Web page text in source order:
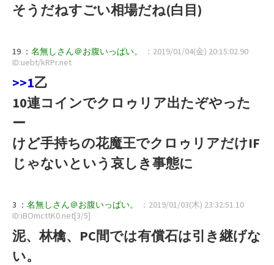
そうだねすごい相場だね(白目)
19 ： 名無しさん＠お腹いっぱい。
：2019/01/04(金) 20:15:02.90
ID:uebt/kRPr.net
>>1乙
10連コインでクロゥリア出たぞやった
ー
けど手持ちの花魔王でクロゥリアだけIF
じゃないという哀しき事態に
3 ： 名無しさん＠お腹いっぱい。
：2019/01/03(木) 23:32:51.10
ID:iBOmcttK0.net[3/5]
泥、林檎、PC間では有償石は引き継げな
い。